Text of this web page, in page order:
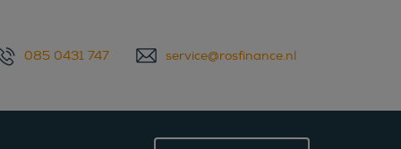
085 0431 747 service@rosfinance.nl